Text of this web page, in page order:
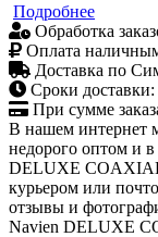
Подробнее
Обработка
Оплата
Доставка по
Сроки доставки:
При сумме
В нашем интернет
недорого оптом и
DELUXE
курьером или
отзывы и
Navien DELUXE